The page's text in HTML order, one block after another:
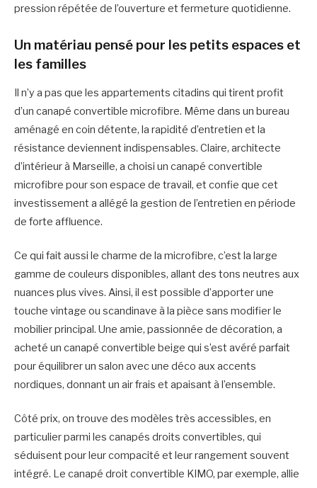
pression répétée de l’ouverture et fermeture quotidienne.
Un matériau pensé pour les petits espaces et
les familles
Il n’y a pas que les appartements citadins qui tirent profit
d’un canapé convertible microfibre. Même dans un bureau
aménagé en coin détente, la rapidité d’entretien et la
résistance deviennent indispensables. Claire, architecte
d’intérieur à Marseille, a choisi un canapé convertible
microfibre pour son espace de travail, et confie que cet
investissement a allégé la gestion de l’entretien en période
de forte affluence.
Ce qui fait aussi le charme de la microfibre, c’est la large
gamme de couleurs disponibles, allant des tons neutres aux
nuances plus vives. Ainsi, il est possible d’apporter une
touche vintage ou scandinave à la pièce sans modifier le
mobilier principal. Une amie, passionnée de décoration, a
acheté un canapé convertible beige qui s’est avéré parfait
pour équilibrer un salon avec une déco aux accents
nordiques, donnant un air frais et apaisant à l’ensemble.
Côté prix, on trouve des modèles très accessibles, en
particulier parmi les canapés droits convertibles, qui
séduisent pour leur compacité et leur rangement souvent
intégré. Le canapé droit convertible KIMO, par exemple, allie